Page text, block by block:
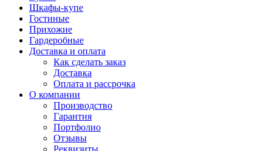
Шкафы-купе
Гостиные
Прихожие
Гардеробные
Доставка и оплата
Как сделать заказ
Доставка
Оплата и рассрочка
О компании
Производство
Гарантия
Портфолио
Отзывы
Реквизиты